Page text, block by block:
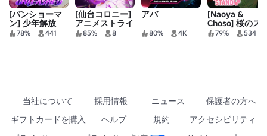
[バンショーマ
ン] 少年解放
78% 441
[仙台コロニー]
アニメストライ
ク85% 8
アバ
80% 4K
[Naoya &
Choso] 桜のス
タンド
79% 534
当社について 採用情報 ニュース
保護者の方へ
ギフトカードを購入
ヘルプ 規約
アクセシビリティ